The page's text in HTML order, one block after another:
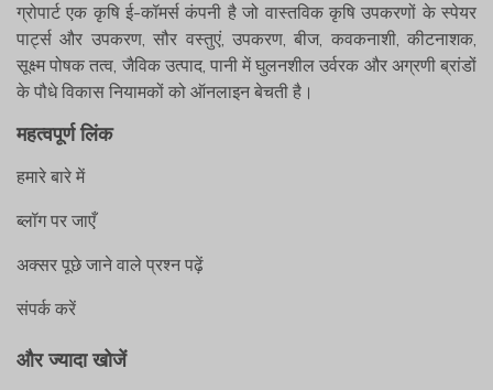
ग्रोपार्ट एक कृषि ई-कॉमर्स कंपनी है जो वास्तविक कृषि उपकरणों के स्पेयर
पार्ट्स और उपकरण, सौर वस्तुएं, उपकरण, बीज, कवकनाशी, कीटनाशक,
सूक्ष्म पोषक तत्व, जैविक उत्पाद, पानी में घुलनशील उर्वरक और अग्रणी ब्रांडों
के पौधे विकास नियामकों को ऑनलाइन बेचती है।
महत्वपूर्ण लिंक
हमारे बारे में
ब्लॉग पर जाएँ
अक्सर पूछे जाने वाले प्रश्न पढ़ें
संपर्क करें
और ज्यादा खोजें